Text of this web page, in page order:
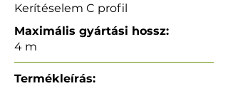
Kerítéselem C profil
Maximális gyártási hossz:
4 m
Termékleírás: